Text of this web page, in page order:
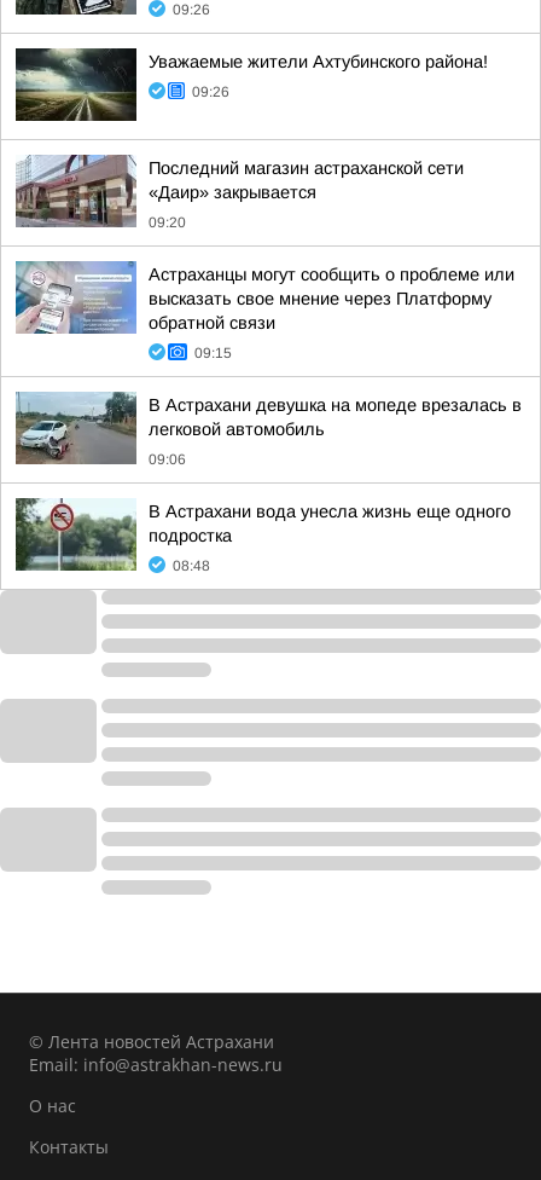
09:26
Уважаемые жители Ахтубинского района!
09:26
Последний магазин астраханской сети
«Даир» закрывается
09:20
Астраханцы могут сообщить о проблеме или
высказать свое мнение через Платформу
обратной связи
09:15
В Астрахани девушка на мопеде врезалась в
легковой автомобиль
09:06
В Астрахани вода унесла жизнь еще одного
подростка
08:48
© Лента новостей Астрахани
Email: info@astrakhan-news.ru
О нас
Контакты